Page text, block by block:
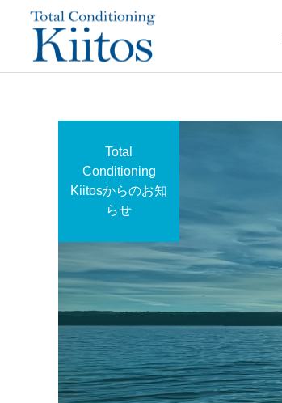
Total
Conditioning
Kiitosからのお知
らせ